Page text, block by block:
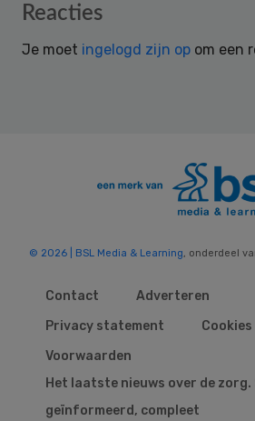
Reader
Reacties
Je moet ingelogd zijn op om een
© 2026 | BSL Media & Learning, onderdeel
Contact
Adverteren
Privacy statement
Cookies
Voorwaarden
Het laatste nieuws over de zorg.
geïnformeerd, compleet